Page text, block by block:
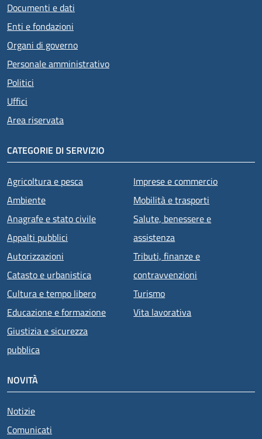
Documenti e dati
Enti e fondazioni
Organi di governo
Personale amministrativo
Politici
Uffici
Area riservata
CATEGORIE DI SERVIZIO
Agricoltura e pesca
Ambiente
Anagrafe e stato civile
Appalti pubblici
Autorizzazioni
Catasto e urbanistica
Cultura e tempo libero
Educazione e formazione
Giustizia e sicurezza
pubblica
Imprese e commercio
Mobilità e trasporti
Salute, benessere e
assistenza
Tributi, finanze e
contravvenzioni
Turismo
Vita lavorativa
NOVITÀ
Notizie
Comunicati